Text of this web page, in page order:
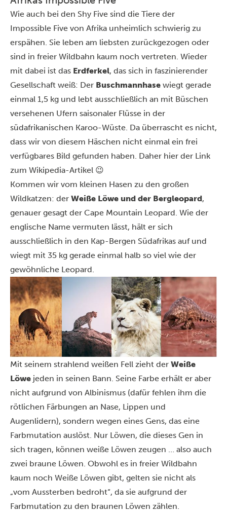
Wie auch bei den Shy Five sind die Tiere der
Impossible Five von Afrika unheimlich schwierig zu
erspähen. Sie leben am liebsten zurückgezogen oder
sind in freier Wildbahn kaum noch vertreten. Wieder
mit dabei ist das Erdferkel, das sich in faszinierender
Gesellschaft weiß: Der Buschmannhase wiegt gerade
einmal 1,5 kg und lebt ausschließlich an mit Büschen
versehenen Ufern saisonaler Flüsse in der
südafrikanischen Karoo-Wüste. Da überrascht es nicht,
dass wir von diesem Häschen nicht einmal ein frei
verfügbares Bild gefunden haben. Daher hier der Link
zum Wikipedia-Artikel 😉
Kommen wir vom kleinen Hasen zu den großen
Wildkatzen: der Weiße Löwe und der Bergleopard,
genauer gesagt der Cape Mountain Leopard. Wie der
englische Name vermuten lässt, hält er sich
ausschließlich in den Kap-Bergen Südafrikas auf und
wiegt mit 35 kg gerade einmal halb so viel wie der
gewöhnliche Leopard.
Mit seinem strahlend weißen Fell zieht der Weiße
Löwe jeden in seinen Bann. Seine Farbe erhält er aber
nicht aufgrund von Albinismus (dafür fehlen ihm die
rötlichen Färbungen an Nase, Lippen und
Augenlidern), sondern wegen eines Gens, das eine
Farbmutation auslöst. Nur Löwen, die dieses Gen in
sich tragen, können weiße Löwen zeugen … also auch
zwei braune Löwen. Obwohl es in freier Wildbahn
kaum noch Weiße Löwen gibt, gelten sie nicht als
„vom Aussterben bedroht“, da sie aufgrund der
Farbmutation zu den braunen Löwen zählen.